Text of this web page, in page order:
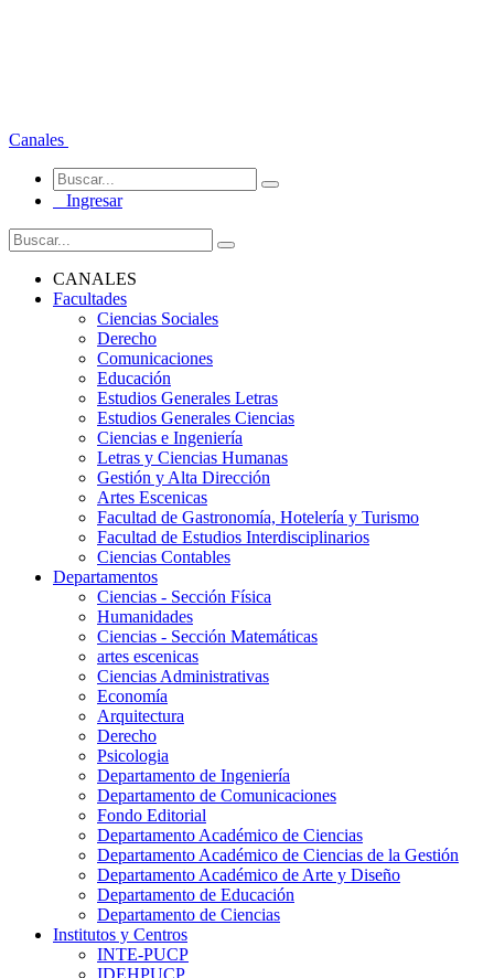
Canales
Ingresar
CANALES
Facultades
Ciencias Sociales
Derecho
Comunicaciones
Educación
Estudios Generales Letras
Estudios Generales Ciencias
Ciencias e Ingeniería
Letras y Ciencias Humanas
Gestión y Alta Dirección
Artes Escenicas
Facultad de Gastronomía, Hotelería y Turismo
Facultad de Estudios Interdisciplinarios
Ciencias Contables
Departamentos
Ciencias - Sección Física
Humanidades
Ciencias - Sección Matemáticas
artes escenicas
Ciencias Administrativas
Economía
Arquitectura
Derecho
Psicologia
Departamento de Ingeniería
Departamento de Comunicaciones
Fondo Editorial
Departamento Académico de Ciencias
Departamento Académico de Ciencias de la Gestión
Departamento Académico de Arte y Diseño
Departamento de Educación
Departamento de Ciencias
Institutos y Centros
INTE-PUCP
IDEHPUCP